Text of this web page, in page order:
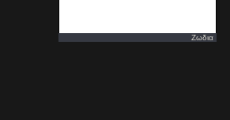
Ζωδια